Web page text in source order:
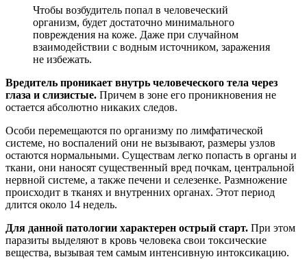
Чтобы возбудитель попал в человеческий
организм, будет достаточно минимального
повреждения на коже. Даже при случайном
взаимодействии с водным источником, заражения
не избежать.
Вредитель проникает внутрь человеческого тела через
глаза и слизистые. Причем в зоне его проникновения не
остается абсолютно никаких следов.
Особи перемещаются по организму по лимфатической
системе, но воспалений они не вызывают, размеры узлов
остаются нормальными. Существам легко попасть в органы и
ткани, они наносят существенный вред почкам, центральной
нервной системе, а также печени и селезенке. Размножение
происходит в тканях и внутренних органах. Этот период
длится около 14 недель.
Для данной патологии характерен острый старт. При этом
паразиты выделяют в кровь человека свои токсические
вещества, вызывая тем самым интенсивную интоксикацию.